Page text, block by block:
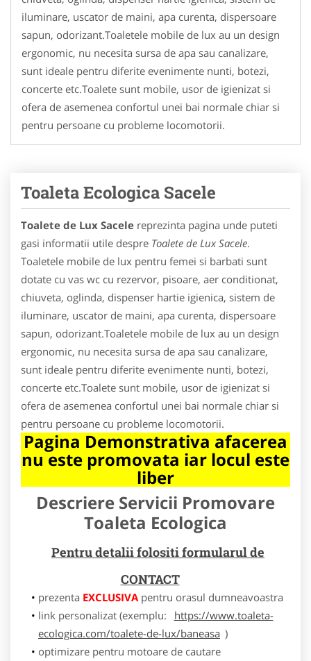
iluminare, uscator de maini, apa curenta, dispersoare
sapun, odorizant.Toaletele mobile de lux au un design
ergonomic, nu necesita sursa de apa sau canalizare,
sunt ideale pentru diferite evenimente nunti, botezi,
concerte etc.Toalete sunt mobile, usor de igienizat si
ofera de asemenea confortul unei bai normale chiar si
pentru persoane cu probleme locomotorii.
Toaleta Ecologica Sacele
Toalete de Lux Sacele reprezinta pagina unde puteti
gasi informatii utile despre Toalete de Lux Sacele.
Toaletele mobile de lux pentru femei si barbati sunt
dotate cu vas wc cu rezervor, pisoare, aer conditionat,
chiuveta, oglinda, dispenser hartie igienica, sistem de
iluminare, uscator de maini, apa curenta, dispersoare
sapun, odorizant.Toaletele mobile de lux au un design
ergonomic, nu necesita sursa de apa sau canalizare,
sunt ideale pentru diferite evenimente nunti, botezi,
concerte etc.Toalete sunt mobile, usor de igienizat si
ofera de asemenea confortul unei bai normale chiar si
pentru persoane cu probleme locomotorii.
Pagina Demonstrativa afacerea
nu este promovata iar locul este
liber
Descriere Servicii Promovare
Toaleta Ecologica
Pentru detalii folositi formularul de
CONTACT
prezenta EXCLUSIVApentru orasul dumneavoastra
link personalizat (exemplu:
https://www.toaleta-
ecologica.com/toalete-de-lux/baneasa )
optimizare pentru motoare de cautare